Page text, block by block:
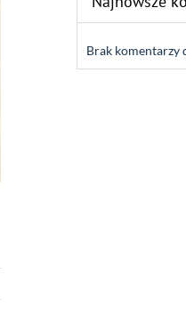
Brak komentarzy